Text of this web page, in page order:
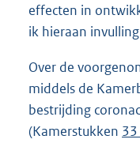
effecten in
ik hieraan
Over de
middels de
bestrijding
(Kamerstukken